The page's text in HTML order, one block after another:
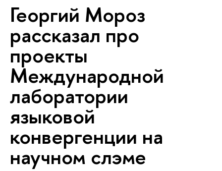
Георгий Мороз
рассказал про
проекты
Международной
лаборатории
языковой
конвергенции на
научном слэме